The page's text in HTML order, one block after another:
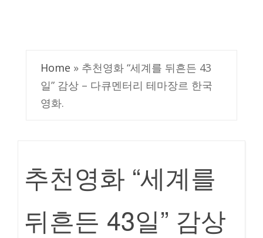
Home » 추천영화 “세계를 뒤흔든 43
일” 감상 – 다큐멘터리 테마장르 한국
영화.
추천영화 “세계를
뒤흔든 43일” 감상